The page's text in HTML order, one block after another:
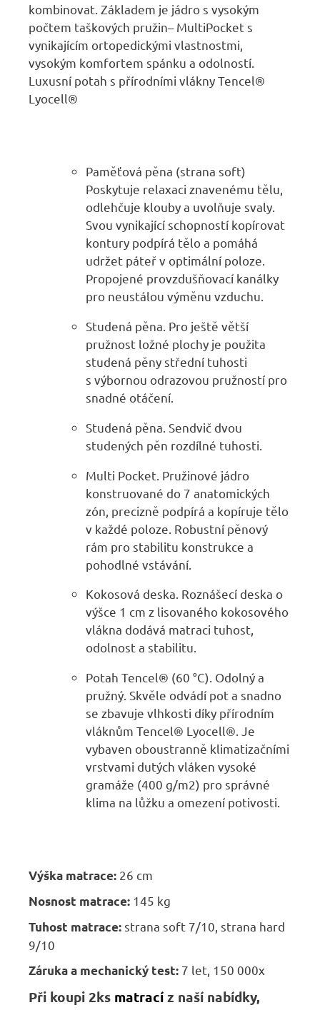
kombinovat. Základem je jádro s vysokým
počtem taškových pružin– MultiPocket s
vynikajícím ortopedickými vlastnostmi,
vysokým komfortem spánku a odolností.
Luxusní potah s přírodními vlákny Tencel®
Lyocell®
Paměťová pěna (strana soft)
Poskytuje relaxaci znavenému tělu,
odlehčuje klouby a uvolňuje svaly.
Svou vynikající schopností kopírovat
kontury podpírá tělo a pomáhá
udržet páteř v optimální poloze.
Propojené provzdušňovací kanálky
pro neustálou výměnu vzduchu.
Studená pěna. Pro ještě větší
pružnost ložné plochy je použita
studená pěny střední tuhosti
s výbornou odrazovou pružností pro
snadné otáčení.
Studená pěna. Sendvič dvou
studených pěn rozdílné tuhosti.
Multi Pocket. Pružinové jádro
konstruované do 7 anatomických
zón, precizně podpírá a kopíruje tělo
v každé poloze. Robustní pěnový
rám pro stabilitu konstrukce a
pohodlné vstávání.
Kokosová deska. Roznášecí deska o
výšce 1 cm z lisovaného kokosového
vlákna dodává matraci tuhost,
odolnost a stabilitu.
Potah Tencel® (60 °C). Odolný a
pružný. Skvěle odvádí pot a snadno
se zbavuje vlhkosti díky přírodním
vláknům Tencel® Lyocell®. Je
vybaven oboustranně klimatizačními
vrstvami dutých vláken vysoké
gramáže (400 g/m2) pro správné
klima na lůžku a omezení potivosti.
Výška matrace: 26 cm
Nosnost matrace: 145 kg
Tuhost matrace: strana soft 7/10, strana hard
9/10
Záruka a mechanický test: 7 let, 150 000x
Při koupi 2ks matrací z naší nabídky,